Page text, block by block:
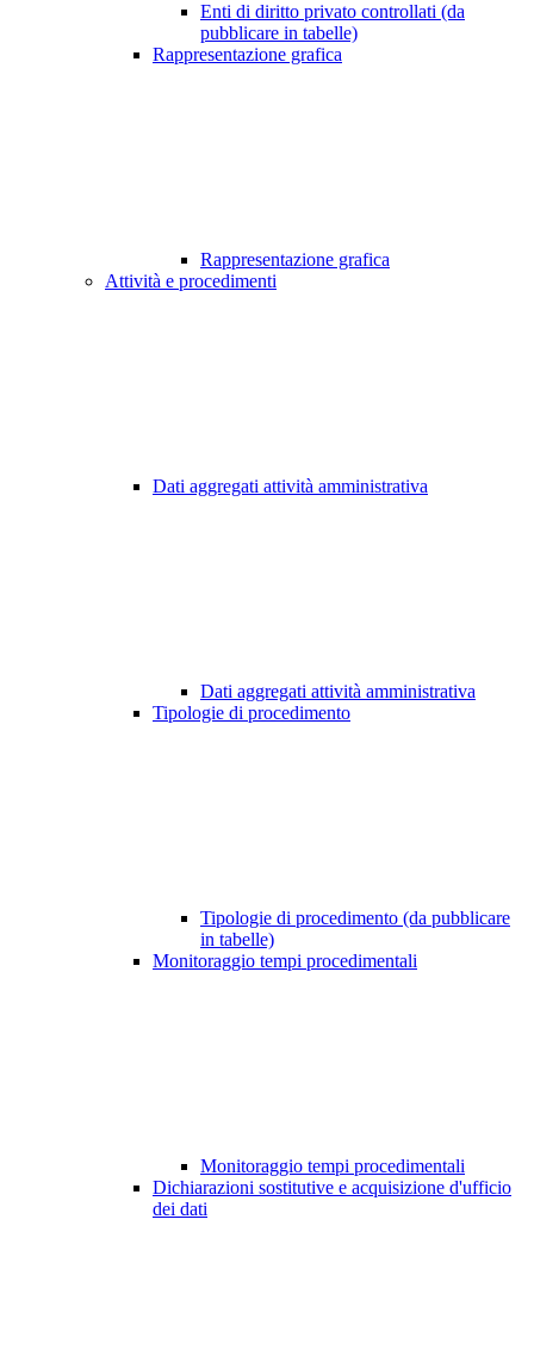
Enti di diritto privato controllati (da
pubblicare in tabelle)
Rappresentazione grafica
Rappresentazione grafica
Attività e procedimenti
Dati aggregati attività amministrativa
Dati aggregati attività amministrativa
Tipologie di procedimento
Tipologie di procedimento (da pubblicare
in tabelle)
Monitoraggio tempi procedimentali
Monitoraggio tempi procedimentali
Dichiarazioni sostitutive e acquisizione d'ufficio
dei dati